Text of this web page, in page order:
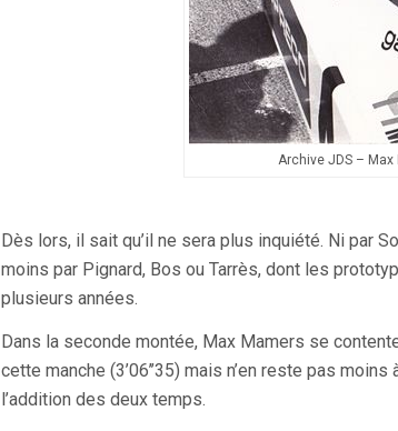
Archive JDS –
Dès lors, il sait qu’il ne sera plus inquiété. Ni par
moins par Pignard, Bos ou Tarrès, dont les
plusieurs années.
Dans la seconde montée, Max Mamers se
cette manche (3’06’’35) mais n’en reste pas
l’addition des deux temps.